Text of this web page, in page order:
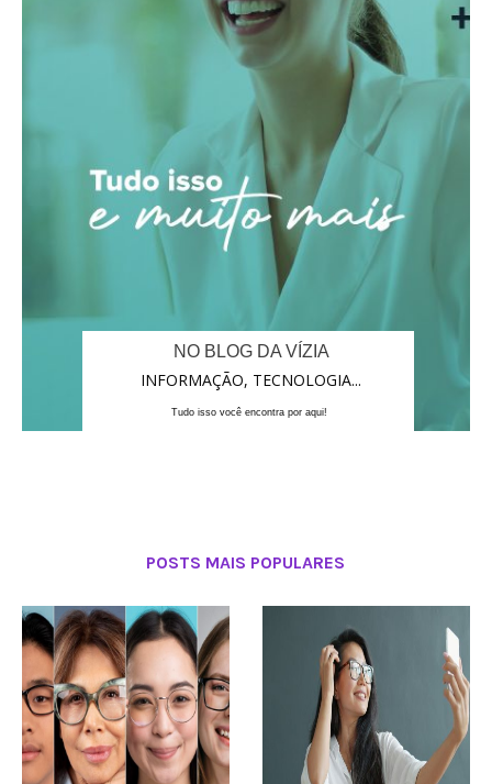
NO BLOG DA VÍZIA
INFORMAÇÃO, TECNOLOGIA...
Tudo isso você encontra por aqui!
POSTS MAIS POPULARES